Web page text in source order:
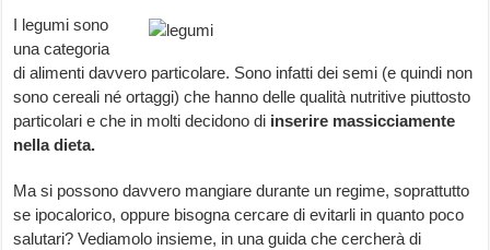
I legumi sono
una categoria
di alimenti davvero particolare. Sono infatti dei semi (e quindi non
sono cereali né ortaggi) che hanno delle qualità nutritive piuttosto
particolari e che in molti decidono di inserire massicciamente
nella dieta.
Ma si possono davvero mangiare durante un regime, soprattutto
se ipocalorico, oppure bisogna cercare di evitarli in quanto poco
salutari? Vediamolo insieme, in una guida che cercherà di